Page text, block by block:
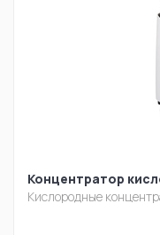
Концентратор
Кислородные